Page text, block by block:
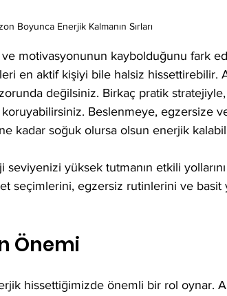
Boyunca Enerjik Kalmanın Sırları
motivasyonunun kaybolduğunu fark
en aktif kişiyi bile halsiz hissettirebilir.
zorunda değilsiniz. Birkaç pratik
Beslenmeye, egzersize
kadar soğuk olursa olsun enerjik
seviyenizi yüksek tutmanın etkili
seçimlerini, egzersiz rutinlerini ve basit
Önemi
hissettiğimizde önemli bir rol oynar.